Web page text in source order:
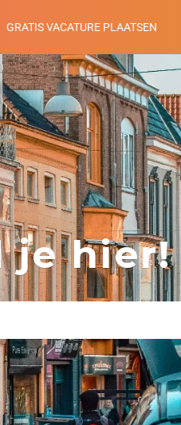
GRATIS VACATURE PLAATSEN
je hier!